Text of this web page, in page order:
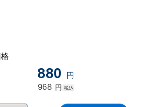
880 円
968 円 税込